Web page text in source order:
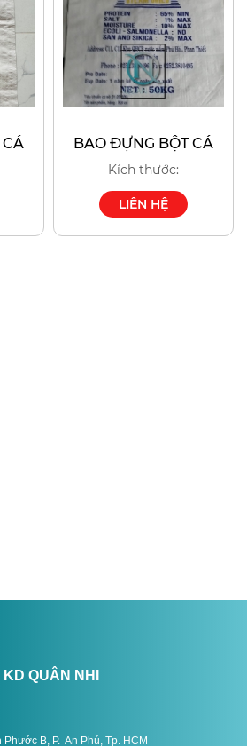
BAO ĐỰNG BỘT CÁ
Kích thước:
LIÊN HỆ
QUÂN NHI
B, P. An Phú, Tp. HCM